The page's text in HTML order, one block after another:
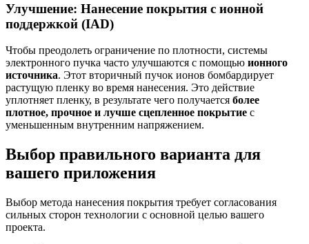
Улучшение: Нанесение покрытия с ионной
поддержкой (IAD)
Чтобы преодолеть ограничение по плотности, системы
электронного пучка часто улучшаются с помощью ионного
источника. Этот вторичный пучок ионов бомбардирует
растущую пленку во время нанесения. Это действие
уплотняет пленку, в результате чего получается более
плотное, прочное и лучше сцепленное покрытие с
уменьшенным внутренним напряжением.
Выбор правильного варианта для
вашего приложения
Выбор метода нанесения покрытия требует согласования
сильных сторон технологии с основной целью вашего
проекта.